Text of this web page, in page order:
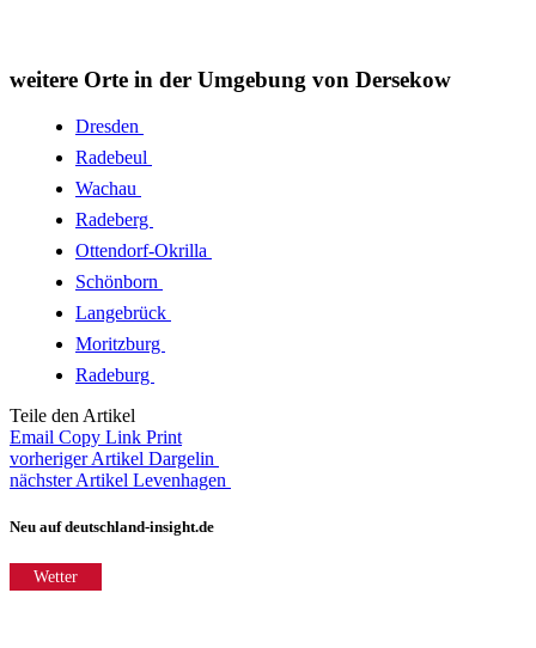
weitere Orte in der Umgebung von Dersekow
Dresden
Radebeul
Wachau
Radeberg
Ottendorf-Okrilla
Schönborn
Langebrück
Moritzburg
Radeburg
Teile den Artikel
Email Copy Link Print
vorheriger Artikel Dargelin
nächster Artikel Levenhagen
Neu auf deutschland-insight.de
Wetter